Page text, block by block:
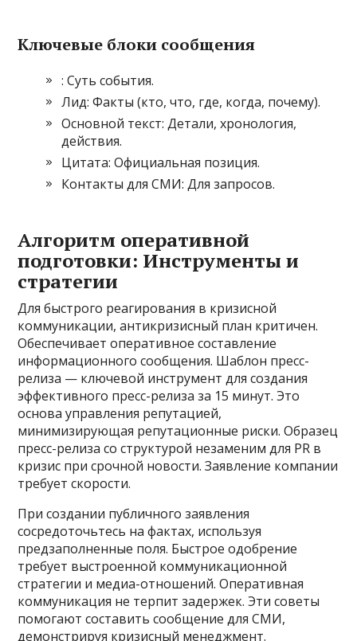
Ключевые блоки сообщения
: Суть события.
Лид: Факты (кто, что, где, когда, почему).
Основной текст: Детали, хронология,
действия.
Цитата: Официальная позиция.
Контакты для СМИ: Для запросов.
Алгоритм оперативной
подготовки: Инструменты и
стратегии
Для быстрого реагирования в кризисной
коммуникации, антикризисный план критичен.
Обеспечивает оперативное составление
информационного сообщения. Шаблон пресс-
релиза — ключевой инструмент для создания
эффективного пресс-релиза за 15 минут. Это
основа управления репутацией,
минимизирующая репутационные риски. Образец
пресс-релиза со структурой незаменим для PR в
кризис при срочной новости. Заявление компании
требует скорости.
При создании публичного заявления
сосредоточьтесь на фактах, используя
предзаполненные поля. Быстрое одобрение
требует выстроенной коммуникационной
стратегии и медиа-отношений. Оперативная
коммуникация не терпит задержек. Эти советы
помогают составить сообщение для СМИ,
демонстрируя кризисный менеджмент.